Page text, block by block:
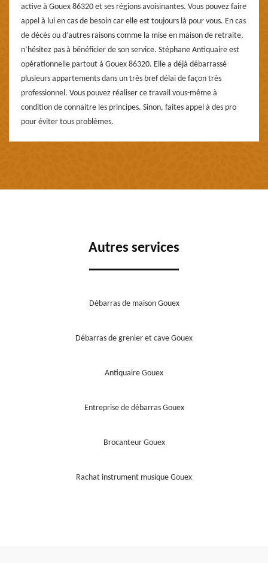
active à Gouex 86320 et ses régions avoisinantes. Vous pouvez faire
appel à lui en cas de besoin car elle est toujours là pour vous. En cas
de décès ou d’autres raisons comme la mise en maison de retraite,
n’hésitez pas à bénéficier de son service. Stéphane Antiquaire est
opérationnelle partout à Gouex 86320. Elle a déjà débarrassé
plusieurs appartements dans un très bref délai de façon très
professionnel. Vous pouvez réaliser ce travail vous-même à
condition de connaitre les principes. Sinon, faites appel à des pro
pour éviter tous problèmes.
Autres services
Débarras de maison Gouex
Débarras de grenier et cave Gouex
Antiquaire Gouex
Entreprise de débarras Gouex
Brocanteur Gouex
Rachat instrument musique Gouex